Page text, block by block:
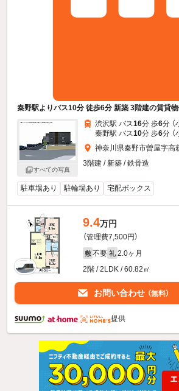
秦野駅よりバス10分 徒歩6分 新築 3階建の賃貸
すべての写真
渋沢駅 バス16分 歩6分 （
秦野駅 バス10分 歩6分 （
神奈川県秦野市曽屋字高
3階建 / 新築 / 鉄骨造
駐車場あり 駐輪場あり 宅配ボックス
9.4万円
（管理費7,500円）
敷 不要 礼 2.0ヶ月
2階 / 2LDK / 60.82㎡
お問い合わせ （無料）
提供